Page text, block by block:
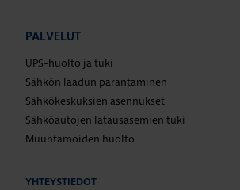
PALVELUT
UPS-huolto ja tuki
Sähkön laadun parantaminen
Sähkökeskuksien asennukset
Sähköautojen latausasemien tuki
Muuntamoiden huolto
YHTEYSTIEDOT